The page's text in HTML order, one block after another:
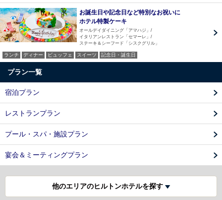
お誕生日や記念日など特別なお祝いに
ホテル特製ケーキ
オールデイダイニング「アマハジ」
イタリアンレストラン「セマーレ」
ステーキ＆シーフード「シスクグリル」
ランチ ディナー ビュッフェ スイーツ 記念日・誕生日
プラン一覧
宿泊プラン
レストランプラン
プール・スパ・施設プラン
宴会＆ミーティングプラン
他のエリアのヒルトンホテルを探す